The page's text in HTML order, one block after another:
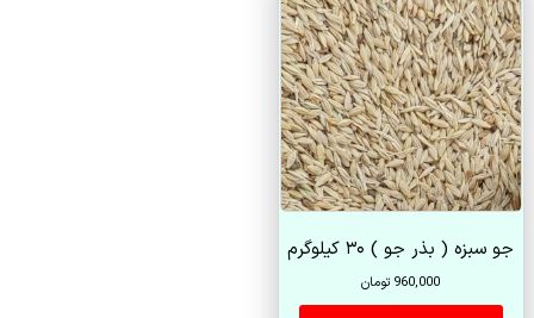
جو سبزه ( بذر جو ) ۳۰ کیلوگرم
960,000 تومان